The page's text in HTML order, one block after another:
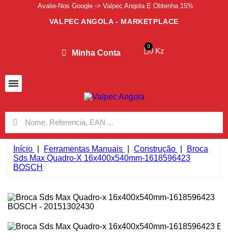
Avalie-Nos Google -> Valpec Angola E Obtenha 15%
VALPEC ANGOLA - MARKETPLACE
Minha Conta 0 Kz
Início Ferramentas Manuais Construção
Broca
Sds Max Quadro-X 16x400x540mm-1618596423
BOSCH